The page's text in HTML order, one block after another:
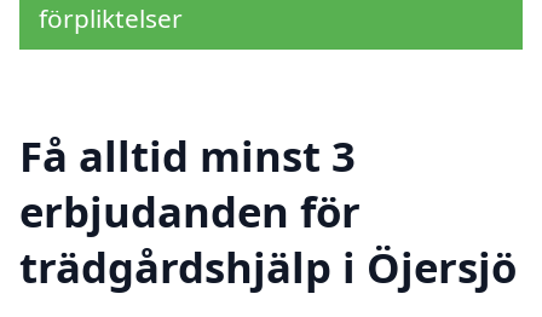
förpliktelser
Få alltid minst 3
erbjudanden för
trädgårdshjälp i Öjersjö